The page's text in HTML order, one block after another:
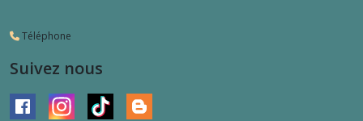
Téléphone
Suivez nous